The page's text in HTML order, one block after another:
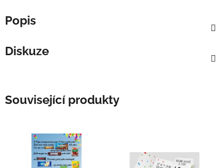
Popis
Diskuze
Související produkty